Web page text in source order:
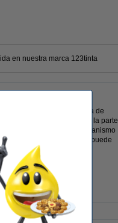
en nuestra marca 123tinta
carpeta tiene una cubierta de
El acabado metálico en la parte
abrir y cerrar con un mecanismo
de 6 líneas en la que se puede